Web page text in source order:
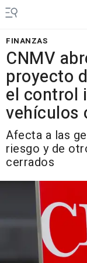
FINANZAS
CNMV
proyecto
el control
vehículos
Afecta a las
riesgo y de
cerrados